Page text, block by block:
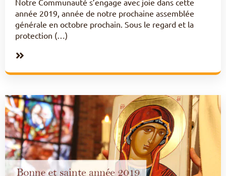
année 2019, année de notre prochaine assemblée
générale en octobre prochain. Sous le regard et la
protection (…)